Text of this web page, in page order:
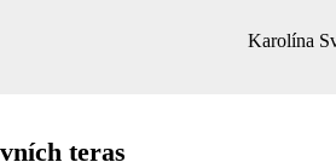
Karolína
teras